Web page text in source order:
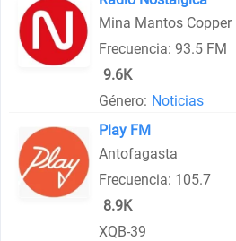
Mina Mantos Copper
Frecuencia: 93.5 FM
9.6K
Género: Noticias
Play FM
Antofagasta
Frecuencia: 105.7
8.9K
XQB-39